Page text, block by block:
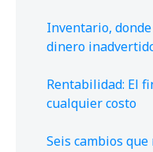
Inventario,
dinero
Rentabilidad: El
cualquier costo
Seis cambios